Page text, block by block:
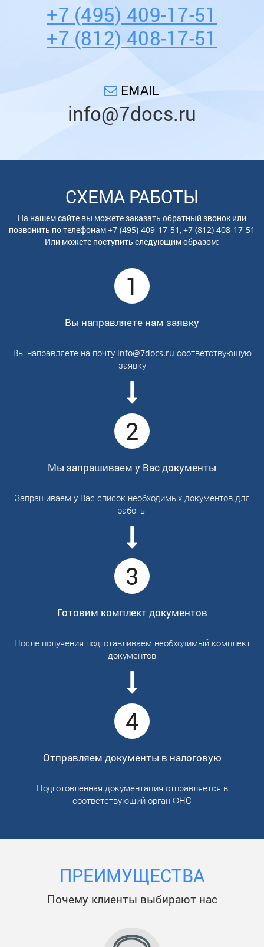
+7 (495) 409-17-51
+7 (812) 408-17-51
EMAIL
info@7docs.ru
СХЕМА РАБОТЫ
На нашем сайте вы можете заказать обратный звонокили
позвонить потелефонам+7 (495) 409-17-51,+7 (812) 408-17-51
Или можете поступить следующим образом:
1
Вы направляете нам заявку
Вы направляете на почту info@7docs.ru соответствующую
заявку
2
Мы запрашиваем у Вас документы
Запрашиваем у Вас список необходимых документов для
работы
3
Готовим комплект документов
После получения подготавливаем необходимый комплект
документов
4
Отправляем документы в налоговую
Подготовленная документация отправляется в
соответствующий орган ФНС
ПРЕИМУЩЕСТВА
Почему клиенты выбирают нас